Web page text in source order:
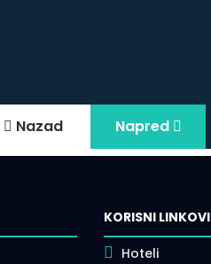
Nazad Napred
KORISNI LINKOVI
Hoteli